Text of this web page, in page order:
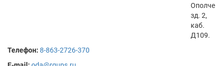
зд. 2,
каб.
Д109.
Телефон: 8-863-2726-370